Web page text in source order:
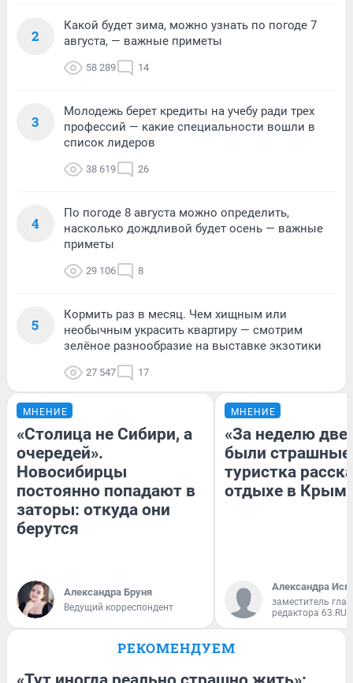
2
Какой будет зима, можно узнать по погоде 7
августа, — важные приметы
58 289 14
3
Молодежь берет кредиты на учебу ради трех
профессий — какие специальности вошли в
список лидеров
38 619 26
4
По погоде 8 августа можно определить,
насколько дождливой будет осень — важные
приметы
29 106 8
5
Кормить раз в месяц. Чем хищным или
необычным украсить квартиру — смотрим
зелёное разнообразие на выставке экзотики
27 547 17
МНЕНИЕ
«Столица не Сибири, а
очередей».
Новосибирцы
постоянно попадают в
заторы: откуда они
берутся
Александра Бруня
Ведущий корреспондент
МНЕНИЕ
«За неделю две
были
туристка
отдыхе в
Александра
заместитель
редактора 63.RU
РЕКОМЕНДУЕМ